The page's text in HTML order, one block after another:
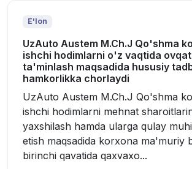
E'lon
UzAuto Austem M.Ch.J Qo'shma
ishchi hodimlarni o'z vaqtida
ta'minlash maqsadida hususiy
hamkorlikka chorlaydi
UzAuto Austem M.Ch.J Qo'shma
ishchi hodimlarni mehnat
yaxshilash hamda ularga qulay
etish maqsadida korxona ma'muriy
birinchi qavatida qaxvaxo...